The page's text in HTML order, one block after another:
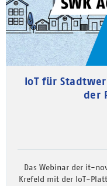
IoT für
der
Das Webinar der it-
Krefeld mit der IoT-